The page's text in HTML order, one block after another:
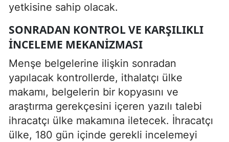
yetkisine sahip olacak.
SONRADAN KONTROL VE KARŞILIKLI
İNCELEME MEKANIZMASI
Menşe belgelerine ilişkin sonradan
yapılacak kontrollerde, ithalatçı ülke
makamı, belgelerin bir kopyasını ve
araştırma gerekçesini içeren yazılı talebi
ihracatçı ülke makamına iletecek. İhracatçı
ülke, 180 gün içinde gerekli incelemeyi